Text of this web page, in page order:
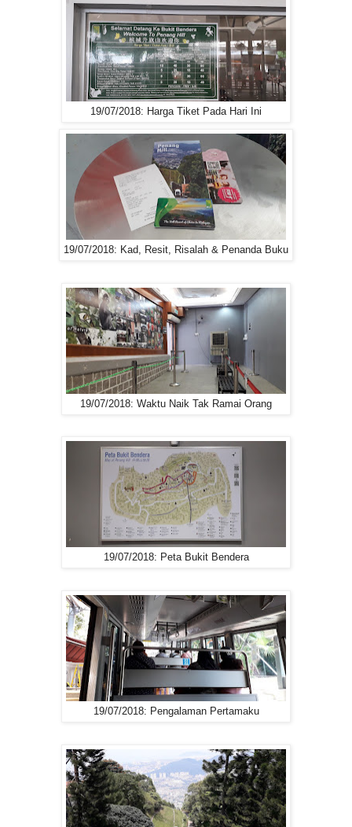
19/07/2018: Harga Tiket Pada Hari Ini
19/07/2018: Kad, Resit, Risalah & Penanda Buku
19/07/2018: Waktu Naik Tak Ramai Orang
19/07/2018: Peta Bukit Bendera
19/07/2018: Pengalaman Pertamaku